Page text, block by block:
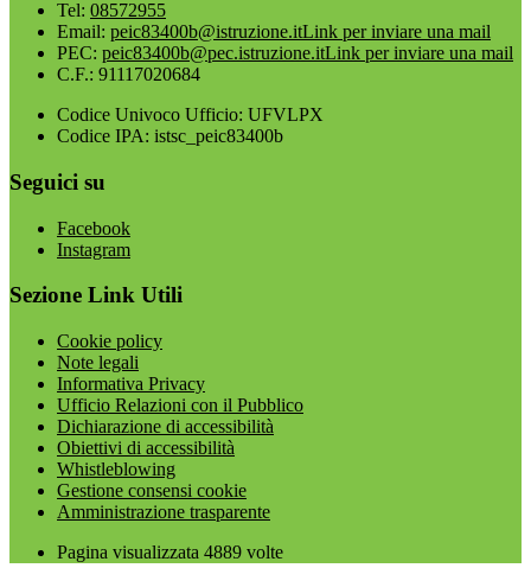
Tel: 08572955
Email: peic83400b@istruzione.itLink per inviare una mail
PEC: peic83400b@pec.istruzione.itLink per inviare una mail
C.F.: 91117020684
Codice Univoco Ufficio: UFVLPX
Codice IPA: istsc_peic83400b
Seguici su
Facebook
Instagram
Sezione Link Utili
Cookie policy
Note legali
Informativa Privacy
Ufficio Relazioni con il Pubblico
Dichiarazione di accessibilità
Obiettivi di accessibilità
Whistleblowing
Gestione consensi cookie
Amministrazione trasparente
Pagina visualizzata 4889 volte